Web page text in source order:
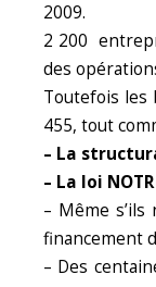
2009.
2 200
des
Toutefois les
455, tout
– La
– La loi
– Même
financement
– Des